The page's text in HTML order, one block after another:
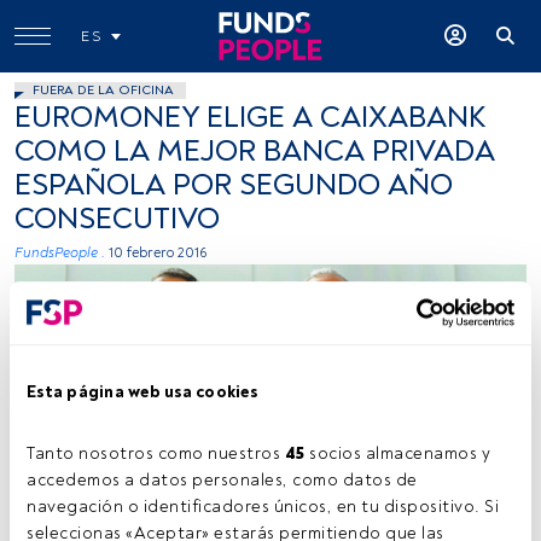
Esta página web usa cookies
Tanto nosotros como nuestros 45 socios almacenamos y
accedemos a datos personales, como datos de
navegación o identificadores únicos, en tu dispositivo. Si
seleccionas «Aceptar» estarás permitiendo que las
ES
FUERA DE LA OFICINA
EUROMONEY ELIGE A CAIXABANK
COMO LA MEJOR BANCA PRIVADA
ESPAÑOLA POR SEGUNDO AÑO
CONSECUTIVO
FundsPeople . 10 febrero 2016
CaixaBank